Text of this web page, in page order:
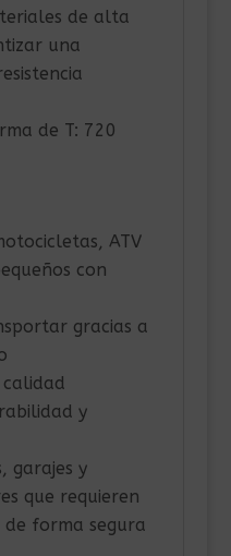
de alta
una
de T: 720
ATV
con
gracias a
y
garajes y
que requieren
forma segura